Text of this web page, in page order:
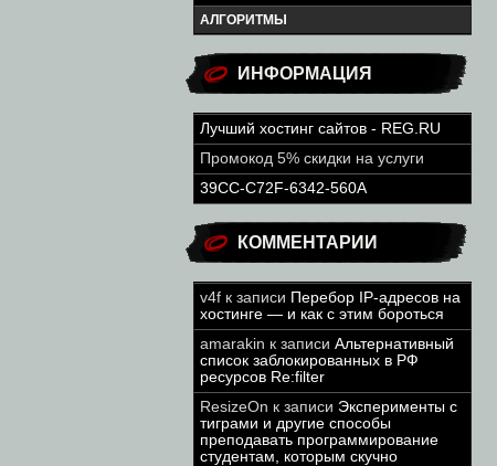
АЛГОРИТМЫ
ИНФОРМАЦИЯ
Лучший хостинг сайтов - REG.RU
Промокод 5% скидки на услуги
39CC-C72F-6342-560A
КОММЕНТАРИИ
v4f к записи Перебор IP-адресов на
хостинге — и как с этим бороться
amarakin к записи Альтернативный
список заблокированных в РФ
ресурсов Re:filter
ResizeOn к записи Эксперименты с
тиграми и другие способы
преподавать программирование
студентам, которым скучно